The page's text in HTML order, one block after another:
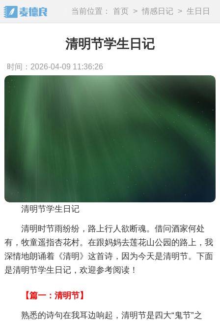
当前位置： 首页 > 情感日记 > 生日日
记
清明节学生日记
时间：2026-04-09 11:36:26
清明节学生日记
清明时节雨纷纷，路上行人欲断魂。借问酒家何处
有，牧童遥指杏花村。在跟妈妈去莲花山公园的路上，我
深情地朗诵着《清明》这首诗，因为今天是清明节。下面
是清明节学生日记，欢迎参考阅读！
【篇一：清明节】
熟悉的诗句在我耳边响起，清明节是四大“鬼节”之